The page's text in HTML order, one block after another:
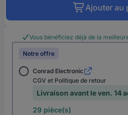
Ajouter au
Vous bénéficiez déjà de la
Notre offre
Conrad Electronic
CGV et Politique de retour
Livraison avant le ven. 14
29 pièce(s)